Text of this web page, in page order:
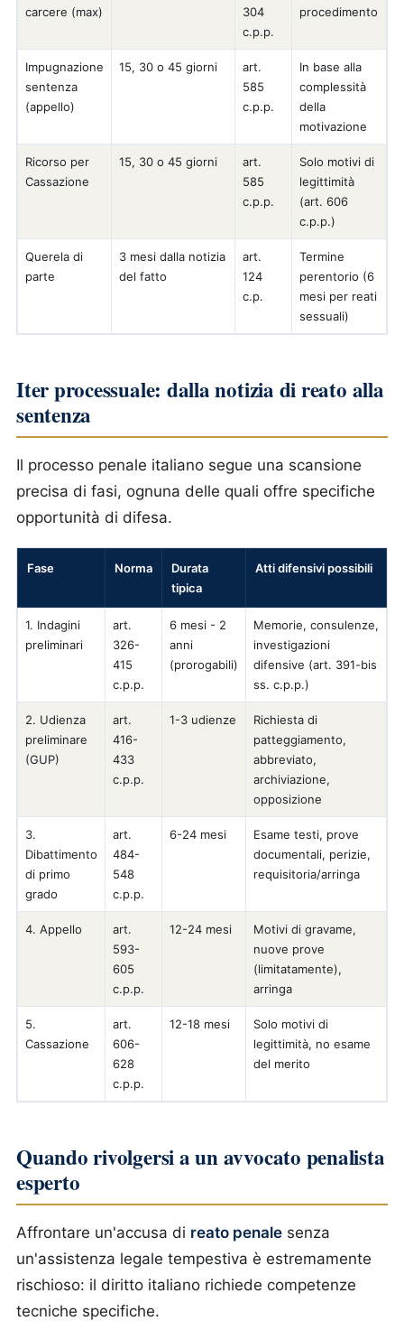
carcere (max)
304
c.p.p.
procedimento
Impugnazione
sentenza
(appello)
15, 30 o 45 giorni
art.
585
c.p.p.
In base alla
complessità
della
motivazione
Ricorso per
Cassazione
15, 30 o 45 giorni
art.
585
c.p.p.
Solo motivi di
legittimità
(art. 606
c.p.p.)
Querela di
parte
3 mesi dalla notizia
del fatto
art.
124
c.p.
Termine
perentorio (6
mesi per reati
sessuali)
Iter processuale: dalla notizia di reato alla
sentenza
Il processo penale italiano segue una scansione
precisa di fasi, ognuna delle quali offre specifiche
opportunità di difesa.
Fase Norma
Durata
tipica
Atti difensivi possibili
1. Indagini
preliminari
art.
326-
415
c.p.p.
6 mesi - 2
anni
(prorogabili)
Memorie, consulenze,
investigazioni
difensive (art. 391-bis
ss. c.p.p.)
2. Udienza
preliminare
(GUP)
art.
416-
433
c.p.p.
1-3 udienze
Richiesta di
patteggiamento,
abbreviato,
archiviazione,
opposizione
3.
Dibattimento
di primo
grado
art.
484-
548
c.p.p.
6-24 mesi
Esame testi, prove
documentali, perizie,
requisitoria/arringa
4. Appello
art.
593-
605
c.p.p.
12-24 mesi
Motivi di gravame,
nuove prove
(limitatamente),
arringa
5.
Cassazione
art.
606-
628
c.p.p.
12-18 mesi
Solo motivi di
legittimità, no esame
del merito
Quando rivolgersi a un avvocato penalista
esperto
Affrontare un'accusa di reato penale senza
un'assistenza legale tempestiva è estremamente
rischioso: il diritto italiano richiede competenze
tecniche specifiche.